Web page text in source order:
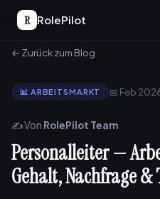
R RolePilot
← Zurück zum Blog
📊 ARBEITSMARKT 📅 Feb
✍️ Von RolePilot Team
Personalleiter —
Gehalt, Nachfrage &